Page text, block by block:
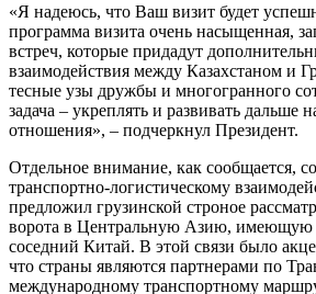
«Я надеюсь, что Ваш визит будет
программа визита очень насыщенная,
встреч, которые придадут
взаимодействия между Казахстаном и
тесные узы дружбы и многогранного
задача – укреплять и развивать дальше
отношения», – подчеркнул Президент.
Отдельное внимание, как сообщается,
транспортно-логистическому
предложил грузинской строное
ворота в Центральную Азию, имеющую
соседний Китай. В этой связи было
что страны являются партнерами по
международному транспортному